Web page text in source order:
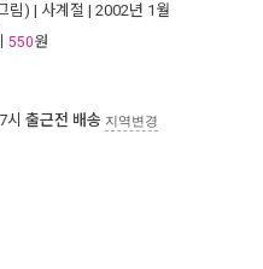
림) | 사계절 | 2002년 1월
550원
시 출근전 배송 지역변경